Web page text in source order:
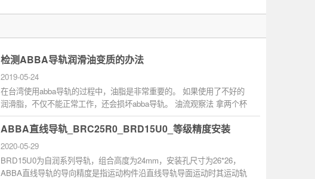
检测ABBA导轨润滑油变质的办法
2019-05-24
在台湾使用abba导轨的过程中，油脂是非常重要的。 如果使用了不好的
润滑脂，不仅不能正常工作，还会损坏abba导轨。 油流观察法 拿两个杯
子,其中一个需...
ABBA直线导轨_BRC25R0_BRD15U0_等级精度安装
2020-05-29
BRD15U0为自润系列导轨，组合高度为24mm，安装孔尺寸为26*26，
ABBA直线导轨的导向精度是指运动构件沿直线导轨导面运动时其运动轨